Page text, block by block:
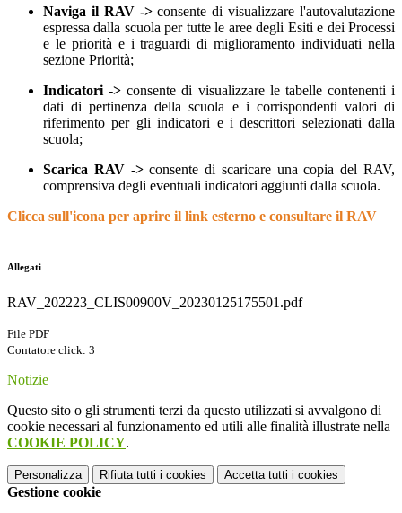
Naviga il RAV -> consente di visualizzare l'autovalutazione
espressa dalla scuola per tutte le aree degli Esiti e dei Processi
e le priorità e i traguardi di miglioramento individuati nella
sezione Priorità;
Indicatori -> consente di visualizzare le tabelle contenenti i
dati di pertinenza della scuola e i corrispondenti valori di
riferimento per gli indicatori e i descrittori selezionati dalla
scuola;
Scarica RAV -> consente di scaricare una copia del RAV,
comprensiva degli eventuali indicatori aggiunti dalla scuola.
Clicca sull'icona per aprire il link esterno e consultare il RAV
Allegati
RAV_202223_CLIS00900V_20230125175501.pdf
File PDF
Contatore click: 3
Notizie
Questo sito o gli strumenti terzi da questo utilizzati si avvalgono di
cookie necessari al funzionamento ed utili alle finalità illustrate nella
COOKIE POLICY.
Personalizza Rifiuta tutti i cookies Accetta tutti i cookies
Gestione cookie